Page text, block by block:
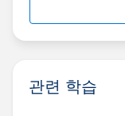
관련 학습